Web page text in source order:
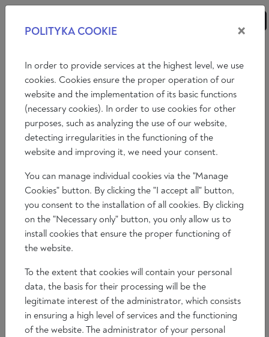
Radio Ratio Okno na Świat Europa, Europa!
Spór o Idee Istota Rzeczy Ratio Satysfakcja
Wideo Radio Ratio Europa, Europa!
POLITYKA COOKIE ×
In order to provide services at the highest level, we use
cookies. Cookies ensure the proper operation of our
website and the implementation of its basic functions
(necessary cookies). In order to use cookies for other
purposes, such as analyzing the use of our website,
detecting irregularities in the functioning of the
website and improving it, we need your consent.
You can manage individual cookies via the "Manage
Cookies" button. By clicking the "I accept all" button,
you consent to the installation of all cookies. By clicking
on the "Necessary only" button, you only allow us to
install cookies that ensure the proper functioning of
the website.
To the extent that cookies will contain your personal
data, the basis for their processing will be the
legitimate interest of the administrator, which consists
in ensuring a high level of services and the functioning
of the website. The administrator of your personal